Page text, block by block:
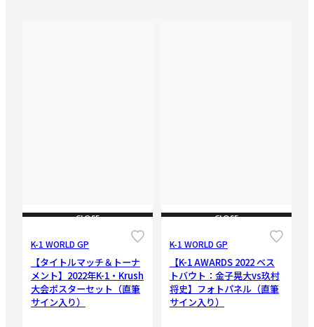
CLOSE
K-1 WORLD GP
【タイトルマッチ＆トーナ
メント】2022年K-1・Krush
大会ポスターセット（直筆
サイン入り）
CLOSE
K-1 WORLD GP
【K-1 AWARDS 2022 ベス
トバウト：金子晃大vs玖村
将史】フォトパネル（直筆
サイン入り）